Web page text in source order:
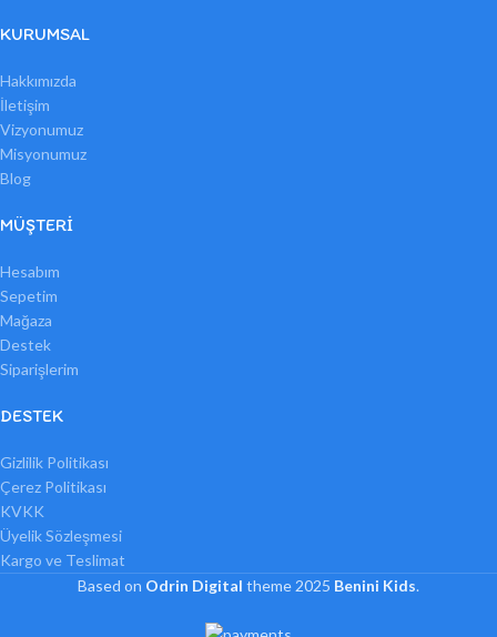
KURUMSAL
Hakkımızda
İletişim
Vizyonumuz
Misyonumuz
Blog
MÜŞTERI
Hesabım
Sepetim
Mağaza
Destek
Siparişlerim
DESTEK
Gizlilik Politikası
Çerez Politikası
KVKK
Üyelik Sözleşmesi
Kargo ve Teslimat
Based on Odrin Digital theme 2025 Benini Kids.